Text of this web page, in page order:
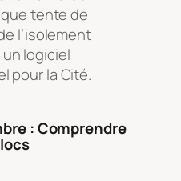
tente de
l’isolement
logiciel
pour la Cité.
: Comprendre